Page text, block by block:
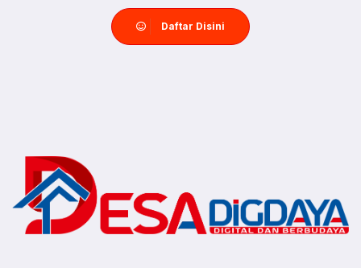
Daftar Disini